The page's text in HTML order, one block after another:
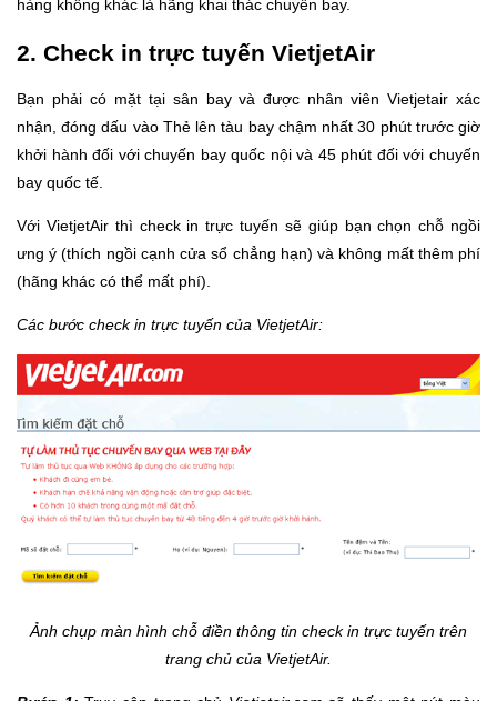
hàng không khác là hãng khai thác chuyến bay.
2. Check in trực tuyến VietjetAir
Bạn phải có mặt tại sân bay và được nhân viên Vietjetair xác
nhận, đóng dấu vào Thẻ lên tàu bay chậm nhất 30 phút trước giờ
khởi hành đối với chuyến bay quốc nội và 45 phút đối với chuyến
bay quốc tế.
Với VietjetAir thì check in trực tuyến sẽ giúp bạn chọn chỗ ngồi
ưng ý (thích ngồi cạnh cửa sổ chẳng hạn) và không mất thêm phí
(hãng khác có thể mất phí).
Các bước check in trực tuyến của VietjetAir:
Ảnh chụp màn hình chỗ điền thông tin check in trực tuyến trên
trang chủ của VietjetAir.